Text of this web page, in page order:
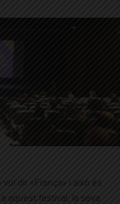
vol dir «França» i això és
aquest festival, la seva